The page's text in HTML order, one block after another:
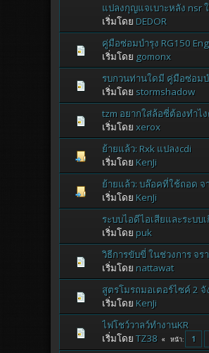
แปลงกุญแจเบาะหลัง nsr
เริ่มโดย DEDOR
คู่มือซ่อมบำรุง RG150 Eng
เริ่มโดย gomonx
รบกวนท่านใดมี คู่มือซ่อมบ
เริ่มโดย stormshadow
tzm อยากใส่ล้อซี่ต้องทำไ
เริ่มโดย xerox
ย้ายแล้ว: Rxk แปลงcdi
เริ่มโดย KenJi
ย้ายแล้ว: บล๊อคที่ใช้ถอด
เริ่มโดย KenJi
ระบบไอดีไอเสียและระบบ
เริ่มโดย puk
วิธีการขับขี่ ในช่วงการ จร
เริ่มโดย nattawat
สูตรโมรถมอเตอร์ไซค์ 2 จั
เริ่มโดย KenJi
ไฟโชว์วาลว์ทำงานKR
เริ่มโดย TZ38 หน้า 1